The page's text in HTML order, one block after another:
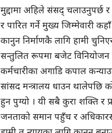
मुद्दामा अहिले संसद् चलाउनुपर्छ
र पारित गर्ने मुख्य जिम्मेवारी
कानुन निर्माणकै लागि हामी
सन्तुलित रूपमा बजेट विनियोजन
कर्मचारीका अगाडि कपाल
सांसद मन्त्रालय धाउन
हुन पुग्यो । यी सबै कुरा शक्ति
जनताको समान पहुँच र